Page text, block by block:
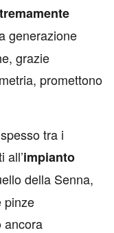
generazione
grazie
promettono
tra i
all’impianto
della Senna,
pinze
ancora